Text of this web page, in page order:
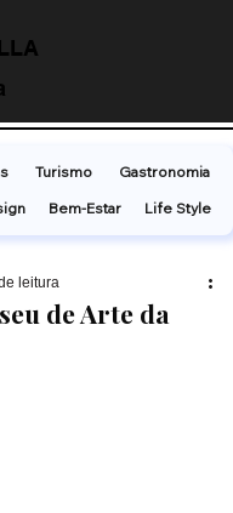
de Arte da
leitura
Turismo
Gastronomia
Bem-Estar Life Style